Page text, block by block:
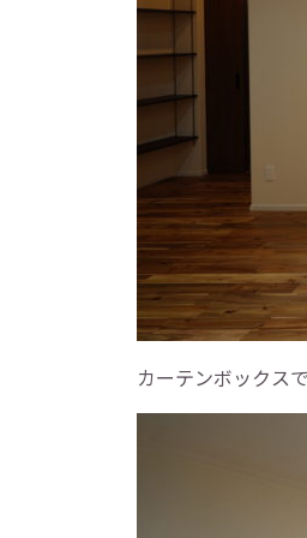
カーテンボックス